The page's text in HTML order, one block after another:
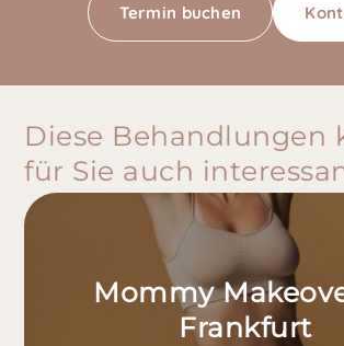
Termin buchen
Diese Behandlungen
für Sie auch
Mommy
Frankfurt